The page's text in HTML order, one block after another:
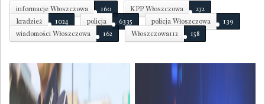
informacje Włoszczowa 160 KPP Włoszczowa
272
kradzież
1024 policja 6335 policja Włoszczowa
139
wiadomości Włoszczowa
162 Włoszczowa112 158